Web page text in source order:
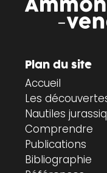
Plan du site
Accueil
Les
Nautiles
Comprendre
Publications
Bibliographie